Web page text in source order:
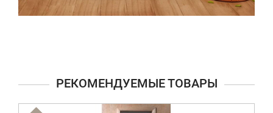
РЕКОМЕНДУЕМЫЕ ТОВАРЫ